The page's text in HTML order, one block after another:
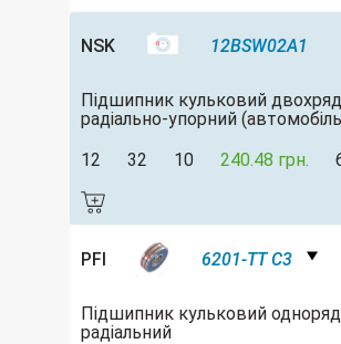
NSK 12BSW02A1
Підшипник кульковий
радіально-упорний
12
32 10 240.48 грн.
PFI 6201-TT C3
Підшипник кульковий
радіальний